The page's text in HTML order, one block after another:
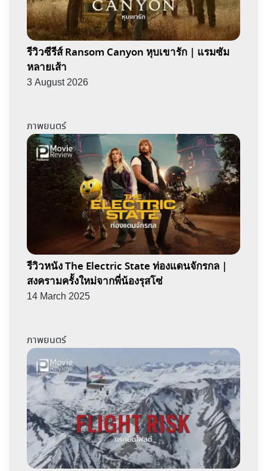
รีวิวซีรีส์ Ransom Canyon หุบเขารัก | แรมซัม
หลายเส้า
3 August 2026
ภาพยนตร์
รีวิวหนัง The Electric State ท่องแดนจักรกล |
สงครามครั้งใหม่จากพี่น้องรุสโซ่
14 March 2025
ภาพยนตร์